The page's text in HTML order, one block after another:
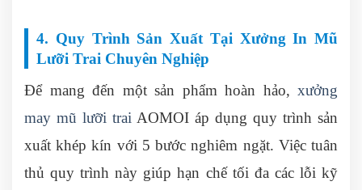
4. Quy Trình Sản Xuất Tại Xưởng In Mũ
Lưỡi Trai Chuyên Nghiệp
Để mang đến một sản phẩm hoàn hảo, xưởng
may mũ lưỡi trai AOMOI áp dụng quy trình sản
xuất khép kín với 5 bước nghiêm ngặt. Việc tuân
thủ quy trình này giúp hạn chế tối đa các lỗi kỹ